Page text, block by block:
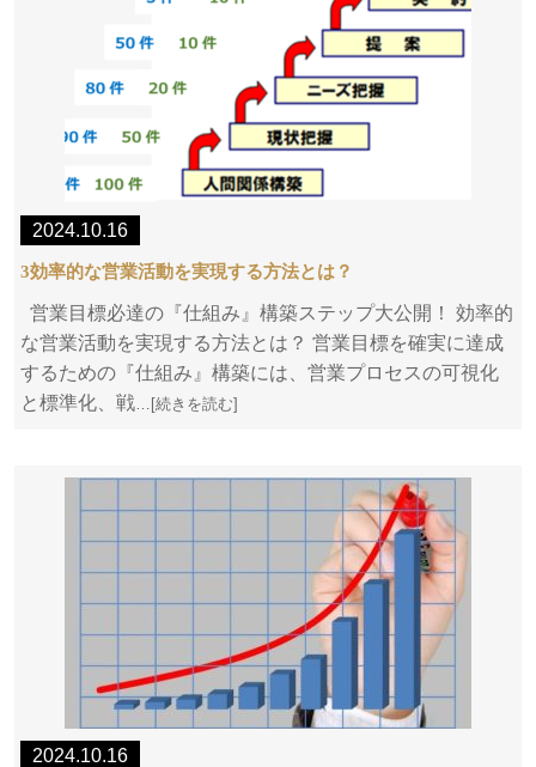
2024.10.16
3効率的な営業活動を実現する方法とは？
営業目標必達の『仕組み』構築ステップ大公開！ 効率的
な営業活動を実現する方法とは？ 営業目標を確実に達成
するための『仕組み』構築には、営業プロセスの可視化
と標準化、戦…[続きを読む]
2024.10.16